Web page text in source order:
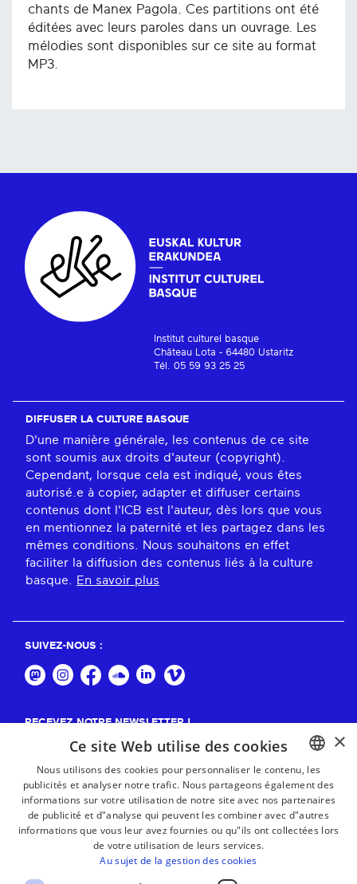
chants de Manex Pagola. Ces partitions ont été
éditées avec leurs paroles dans un ouvrage. Les
mélodies sont disponibles sur ce site au format
MP3.
Institut culturel basque
Château Lota - 64480 Ustaritz
Tél. 05 59 93 25 25
DIFFUSER LA CULTURE BASQUE
D'une manière générale, les contenus de ce site
sont soumis aux droits d'auteur (copyright).
Cependant, lorsque cela est indiqué, vous êtes
autorisé.e à copier, adapter et diffuser certains
contenus dont l'ICB est l'auteur, dès lors que vous
en mentionnez la paternité et les partagez dans les
mêmes conditions. Nous souhaitons en effet
faciliter la diffusion des contenus liés à la culture
basque. En savoir plus
SUIVEZ-NOUS :
RECEVEZ NOTRE NEWSLETTER !
BASQUE
FRENCH
×
Ce site Web utilise des cookies
Nous utilisons des cookies pour personnaliser le contenu, les
publicités et analyser notre trafic. Nous partageons également des
informations sur votre utilisation de notre site avec nos partenaires
de publicité et d"analyse qui peuvent les combiner avec d"autres
informations que vous leur avez fournies ou qu"ils ont collectées lors
de votre utilisation de leurs services.
Au sujet de la gestion des cookies